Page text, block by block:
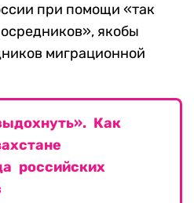
при помощи «так
якобы
миграционной
Как
российских